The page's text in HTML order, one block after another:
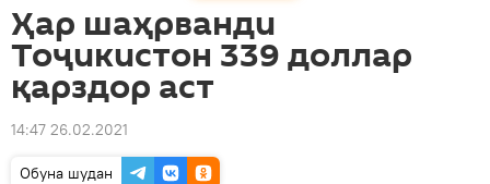
Ҳар шаҳрванди
Тоҷикистон 339 доллар
қарздор аст
14:47 26.02.2021
Обуна шудан